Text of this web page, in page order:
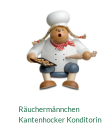
Räuchermännchen
Kantenhocker Konditorin